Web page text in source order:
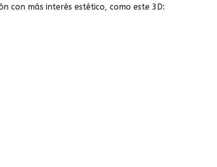
con más interés estético, como este 3D: